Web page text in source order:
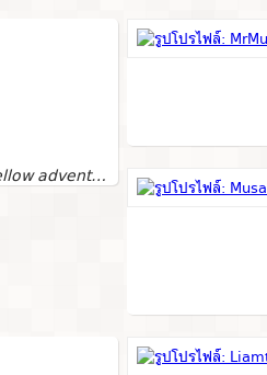
Passionate explorer seeking a fellow adventurer to embark...